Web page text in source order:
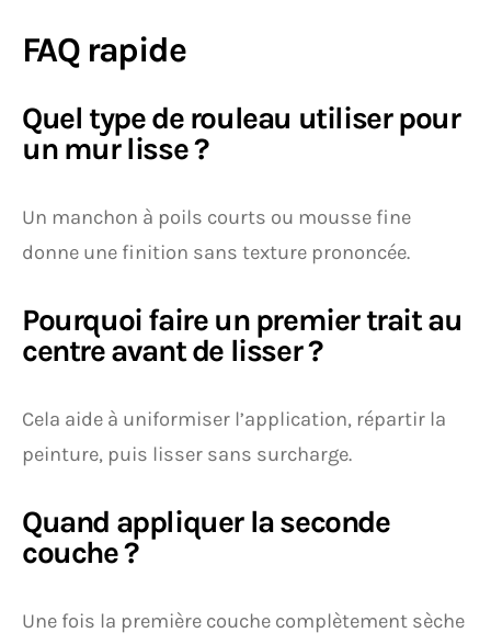
FAQ rapide
Quel type de rouleau utiliser pour
un mur lisse ?
Un manchon à poils courts ou mousse fine
donne une finition sans texture prononcée.
Pourquoi faire un premier trait au
centre avant de lisser ?
Cela aide à uniformiser l’application, répartir la
peinture, puis lisser sans surcharge.
Quand appliquer la seconde
couche ?
Une fois la première couche complètement sèche